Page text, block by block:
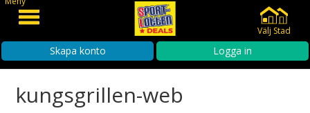
Välj Stad
Skapa konto Logga in
kungsgrillen-web